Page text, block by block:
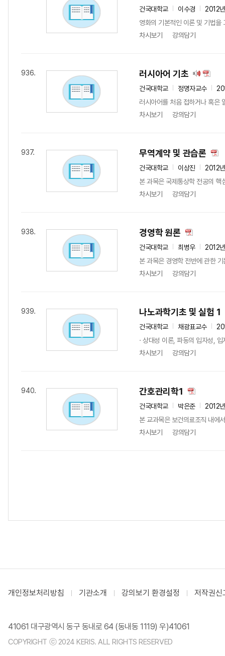
건국대학교 이수경
2012
영화의 기본적인 이론 및 기법을
차시보기
강의담기
936. 러시아어 기초
건국대학교 정명자교수
러시아어를 처음 접하거나 혹은
차시보기
강의담기
937. 무역계약 및 관습론
건국대학교 이상진
2012
본 과목은 국제통상학 전공의 핵
차시보기
강의담기
938. 경영학 원론
건국대학교 최병우
2012
본 과목은 경영학 전반에 관한
차시보기
강의담기
939. 나노과학기초 및 실험 1
건국대학교 채광표교수
· 상대성 이론, 파동의 입자성,
차시보기
강의담기
940. 간호관리학1
건국대학교 박은준
2012
본 교과목은 보건의료조직 내에
차시보기
강의담기
개인정보처리방침 기관소개 강의보기 환경설정 저작권신
41061 대구광역시 동구 동내로 64 (동내동 1119) 우)41061
COPYRIGHT ⓒ 2024 KERIS. ALL RIGHTS RESERVED